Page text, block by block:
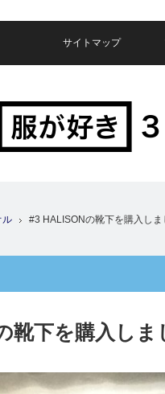
サイトマップ
ル #3 HALISONの靴下を購入しま
靴下を購入しま